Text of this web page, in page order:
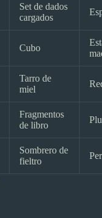
Set de dados
cargados
Cubo
Tarro de
miel
Fragmentos
de libro
Sombrero de
fieltro